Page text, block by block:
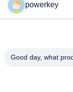
Ceny sprzedaży
aromatyczny mini
Maszyna do
powerkey
Good day, what